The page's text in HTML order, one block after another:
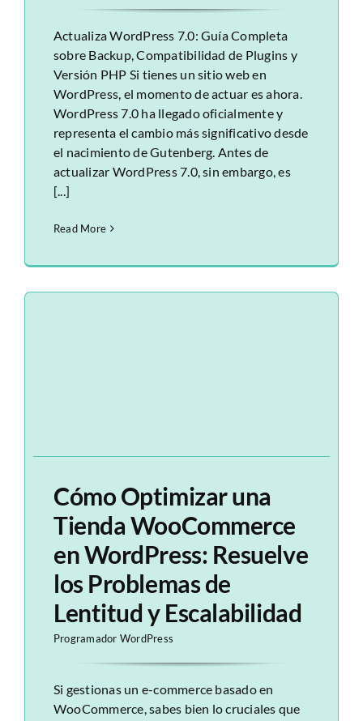
Actualiza WordPress 7.0: Guía Completa
sobre Backup, Compatibilidad de Plugins y
Versión PHP Si tienes un sitio web en
WordPress, el momento de actuar es ahora.
WordPress 7.0 ha llegado oficialmente y
representa el cambio más significativo desde
el nacimiento de Gutenberg. Antes de
actualizar WordPress 7.0, sin embargo, es
[...]
Read More
Cómo Optimizar una
Tienda WooCommerce
en WordPress: Resuelve
los Problemas de
Lentitud y Escalabilidad
Programador WordPress
Si gestionas un e-commerce basado en
WooCommerce, sabes bien lo cruciales que